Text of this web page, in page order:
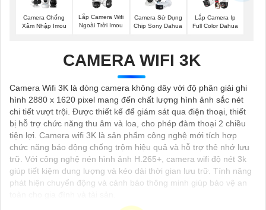
Camera Chống
Xâm Nhập Imou
Lắp Camera Wifi
Ngoài Trời Imou
Camera Sử Dụng
Chip Sony Dahua
Lắp Camera Ip
Full Color Dahua
CAMERA WIFI 3K
Camera Wifi 3K là dòng camera không dây với độ phân giải ghi
hình 2880 x 1620 pixel mang đến chất lượng hình ảnh sắc nét
chi tiết vượt trội. Được thiết kế để giám sát qua điện thoại, thiết
bị hỗ trợ chức năng thu âm và loa, cho phép đàm thoại 2 chiều
tiện lợi. Camera wifi 3K là sản phẩm công nghệ mới tích hợp
chức năng báo động chống trộm hiệu quả và hỗ trợ thẻ nhớ lưu
trữ. Với công nghệ nén hình ảnh H.265+, camera wifi độ nét 3k
giúp tiết kiệm dung lượng và kéo dài thời gian lưu trữ. Tính năng
phát hiện chuyển động và cảnh báo thông minh giúp bảo vệ an